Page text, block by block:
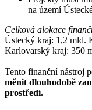
na území
Celková alokace
Ústecký kraj: 1,2 mld.
Karlovarský kraj: 350
Tento finanční nástroj
měnit dlouhodobě
prostředí.